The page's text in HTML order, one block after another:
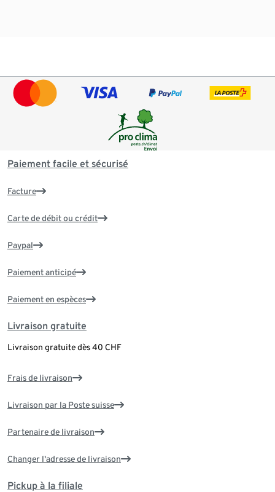
Paiement facile et sécurisé
Facture
Carte de débit ou crédit
Paypal
Paiement anticipé
Paiement en espèces
Livraison gratuite
Livraison gratuite dès 40 CHF
Frais de livraison
Livraison par la Poste suisse
Partenaire de livraison
Changer l'adresse de livraison
Pickup à la filiale